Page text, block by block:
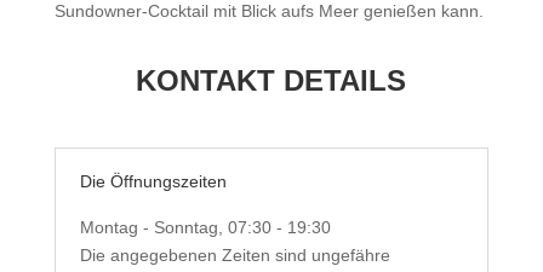
Sundowner-Cocktail mit Blick aufs Meer genießen kann.
KONTAKT DETAILS
Die Öffnungszeiten
Montag - Sonntag, 07:30 - 19:30
Die angegebenen Zeiten sind ungefähre